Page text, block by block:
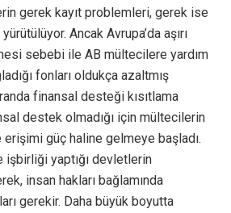
gerek kayıt problemleri, gerek ise
Ancak Avrupa’da aşırı
sebebi ile AB mültecilere yardım
fonları oldukça azaltmış
finansal desteği kısıtlama
destek olmadığı için mültecilerin
erişimi güç haline gelmeye başladı.
işbirliği yaptığı devletlerin
insan hakları bağlamında
gerekir. Daha büyük boyutta